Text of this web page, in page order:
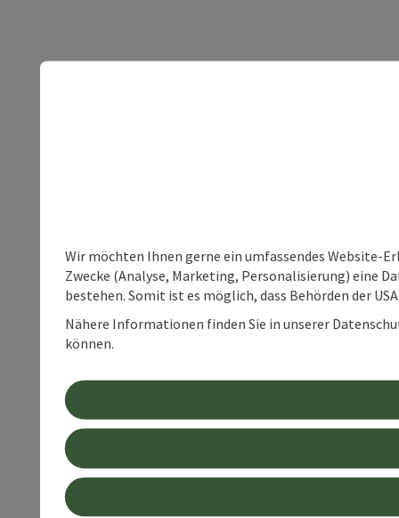
Wir möchten Ihnen gerne ein umfassendes Website-
Zwecke (Analyse, Marketing, Personalisierung) eine
bestehen. Somit ist es möglich, dass Behörden der
Nähere Informationen finden Sie in unserer
können.